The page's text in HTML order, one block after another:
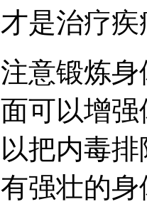
是治疗
意锻炼
可以增
把内毒
强壮的